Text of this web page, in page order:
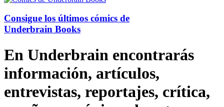
Consigue los últimos cómics de
Underbrain Books
En Underbrain encontrarás
información, artículos,
entrevistas, reportajes, crítica,